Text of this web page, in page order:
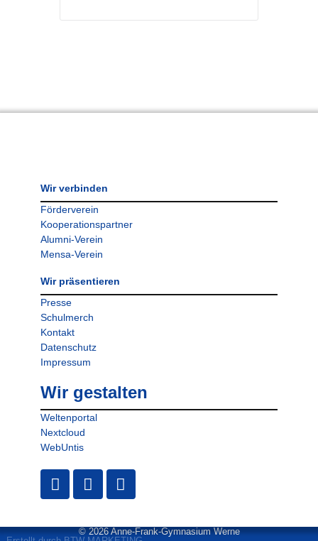
Wir verbinden
Förderverein
Kooperationspartner
Alumni-Verein
Mensa-Verein
Wir präsentieren
Presse
Schulmerch
Kontakt
Datenschutz
Impressum
Wir gestalten
Weltenportal
Nextcloud
WebUntis
© 2026 Anne-Frank-Gymnasium Werne